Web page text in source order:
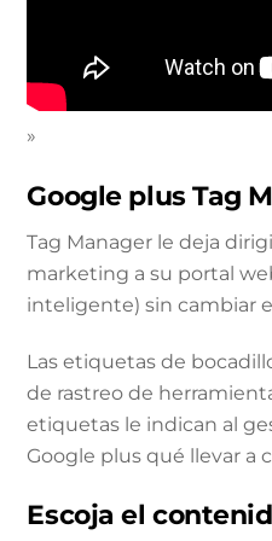
»
Google plus Tag
Tag Manager le deja
marketing a su portal
inteligente) sin cambiar
Las etiquetas de
de rastreo de
etiquetas le indican al
Google plus qué llevar a
Escoja el